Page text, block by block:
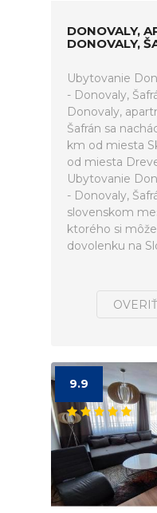
DONOVALY,
DONOVALY,
Ubytovanie
- Donovaly,
Donovaly,
Šafrán sa
km od miesta
od miesta
Ubytovanie
- Donovaly,
slovenskom
ktorého si
dovolenku na
9.9